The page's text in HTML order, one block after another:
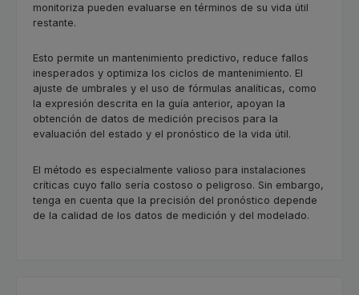
monitoriza pueden evaluarse en términos de su vida útil
restante.
Esto permite un mantenimiento predictivo, reduce fallos
inesperados y optimiza los ciclos de mantenimiento. El
ajuste de umbrales y el uso de fórmulas analíticas, como
la expresión descrita en la guía anterior, apoyan la
obtención de datos de medición precisos para la
evaluación del estado y el pronóstico de la vida útil.
El método es especialmente valioso para instalaciones
críticas cuyo fallo sería costoso o peligroso. Sin embargo,
tenga en cuenta que la precisión del pronóstico depende
de la calidad de los datos de medición y del modelado.